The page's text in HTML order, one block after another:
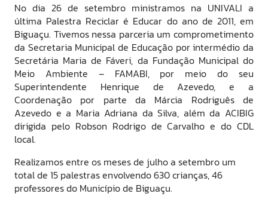
No dia 26 de setembro ministramos na UNIVALI a
última Palestra Reciclar é Educar do ano de 2011, em
Biguaçu. Tivemos nessa parceria um comprometimento
da Secretaria Municipal de Educação por intermédio da
Secretária Maria de Fáveri, da Fundação Municipal do
Meio Ambiente – FAMABI, por meio do seu
Superintendente Henrique de Azevedo, e a
Coordenação por parte da Márcia Rodriguês de
Azevedo e a Maria Adriana da Silva, além da ACIBIG
dirigida pelo Robson Rodrigo de Carvalho e do CDL
local.
Realizamos entre os meses de julho a setembro um
total de 15 palestras envolvendo 630 crianças, 46
professores do Município de Biguaçu.